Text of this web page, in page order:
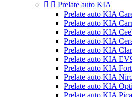
  Prelate auto KIA
Prelate auto KIA
Prelate auto KIA
Prelate auto KIA
Prelate auto KIA
Prelate auto KIA
Prelate auto KIA
Prelate auto KIA
Prelate auto KIA
Prelate auto KIA
Prelate auto KIA